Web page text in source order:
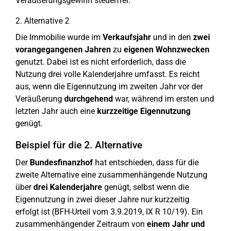
2. Alternative 2
Die Immobilie wurde im Verkaufsjahr und in den zwei
vorangegangenen Jahren zu eigenen Wohnzwecken
genutzt. Dabei ist es nicht erforderlich, dass die
Nutzung drei volle Kalenderjahre umfasst. Es reicht
aus, wenn die Eigennutzung im zweiten Jahr vor der
Veräußerung durchgehend war, während im ersten und
letzten Jahr auch eine kurzzeitige Eigennutzung
genügt.
Beispiel für die 2. Alternative
Der Bundesfinanzhof hat entschieden, dass für die
zweite Alternative eine zusammenhängende Nutzung
überdrei Kalenderjahre genügt, selbst wenn die
Eigennutzung in zwei dieser Jahre nur kurzzeitig
erfolgt ist (BFH-Urteil vom 3.9.2019, IX R 10/19). Ein
zusammenhängender Zeitraum von einem Jahr und